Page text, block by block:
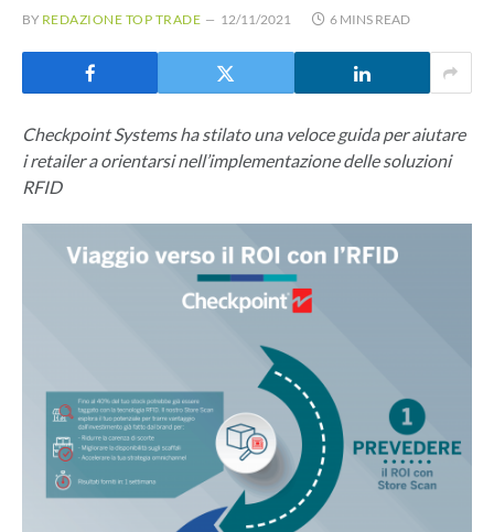
BY REDAZIONE TOP TRADE 12/11/2021 6 MINS READ
Checkpoint Systems ha stilato una veloce guida per aiutare
i retailer a orientarsi nell’implementazione delle soluzioni
RFID